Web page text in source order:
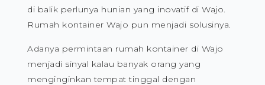
di balik perlunya hunian yang inovatif di Wajo.
Rumah kontainer Wajo pun menjadi solusinya.
Adanya permintaan rumah kontainer di Wajo
menjadi sinyal kalau banyak orang yang
menginginkan tempat tinggal dengan